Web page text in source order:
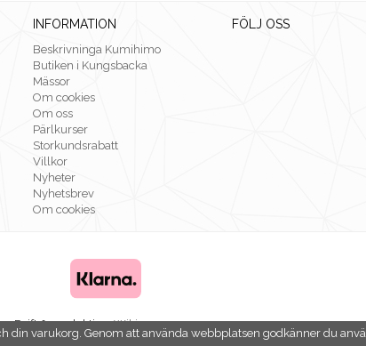
INFORMATION
Beskrivninga Kumihimo
Butiken i Kungsbacka
Mässor
Om cookies
Om oss
Pärlkurser
Storkundsrabatt
Villkor
Nyheter
Nyhetsbrev
Om cookies
FÖLJ OSS
Drift & produktion:Wikinggruppen
din varukorg. Genom att använda webbplatsen godkänner du